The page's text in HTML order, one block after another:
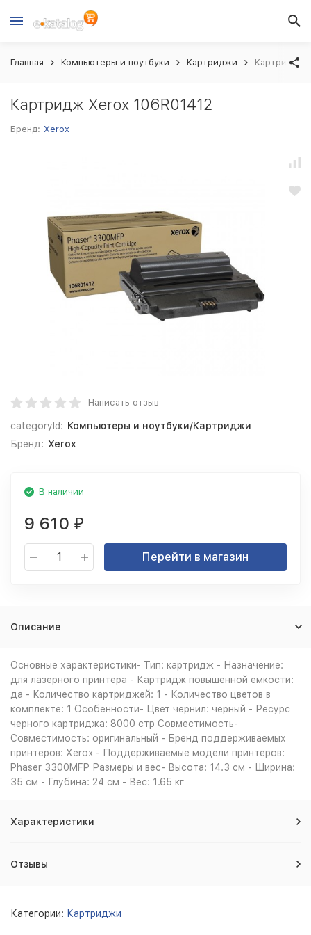
Главная Компьютеры и ноутбуки Картриджи Картридж
Картридж Xerox 106R01412
Бренд: Xerox
Написать отзыв
categoryId: Компьютеры и ноутбуки/Картриджи
Бренд: Xerox
В наличии
9 610 ₽
Перейти в магазин
Описание
Основные характеристики- Тип: картридж - Назначение:
для лазерного принтера - Картридж повышенной емкости:
да - Количество картриджей: 1 - Количество цветов в
комплекте: 1 Особенности- Цвет чернил: черный - Ресурс
черного картриджа: 8000 стр Совместимость-
Совместимость: оригинальный - Бренд поддерживаемых
принтеров: Xerox - Поддерживаемые модели принтеров:
Phaser 3300MFP Размеры и вес- Высота: 14.3 см - Ширина:
35 см - Глубина: 24 см - Вес: 1.65 кг
Характеристики
Отзывы
Категории: Картриджи